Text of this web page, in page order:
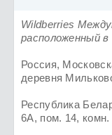
Wildberries
расположенный
Россия,
деревня
Республика
6А, пом. 14,